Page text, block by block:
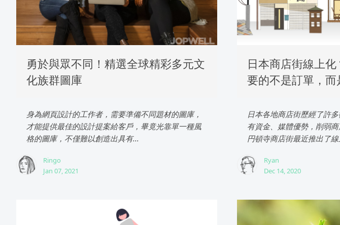
勇於與眾不同！精選全球精彩多元文
化族群圖庫
身為網頁設計的工作者，需要準備不同題材的圖庫，
才能提供最佳的設計提案給客戶，畢竟光靠單一種風
格的圖庫，不僅難以創造出具有...
Ringo
Jan 07, 2021
日本商店街線上
要的不是訂單，
日本各地商店街歷經了許
有資金、媒體優勢，削弱
円頓寺商店街最近推出了線
Ryan
Dec 14, 2020